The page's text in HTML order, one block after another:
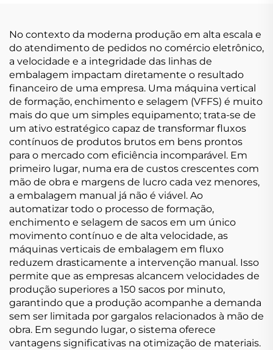
No contexto da moderna produção em alta escala e
do atendimento de pedidos no comércio eletrônico,
a velocidade e a integridade das linhas de
embalagem impactam diretamente o resultado
financeiro de uma empresa. Uma máquina vertical
de formação, enchimento e selagem (VFFS) é muito
mais do que um simples equipamento; trata-se de
um ativo estratégico capaz de transformar fluxos
contínuos de produtos brutos em bens prontos
para o mercado com eficiência incomparável. Em
primeiro lugar, numa era de custos crescentes com
mão de obra e margens de lucro cada vez menores,
a embalagem manual já não é viável. Ao
automatizar todo o processo de formação,
enchimento e selagem de sacos em um único
movimento contínuo e de alta velocidade, as
máquinas verticais de embalagem em fluxo
reduzem drasticamente a intervenção manual. Isso
permite que as empresas alcancem velocidades de
produção superiores a 150 sacos por minuto,
garantindo que a produção acompanhe a demanda
sem ser limitada por gargalos relacionados à mão de
obra. Em segundo lugar, o sistema oferece
vantagens significativas na otimização de materiais.